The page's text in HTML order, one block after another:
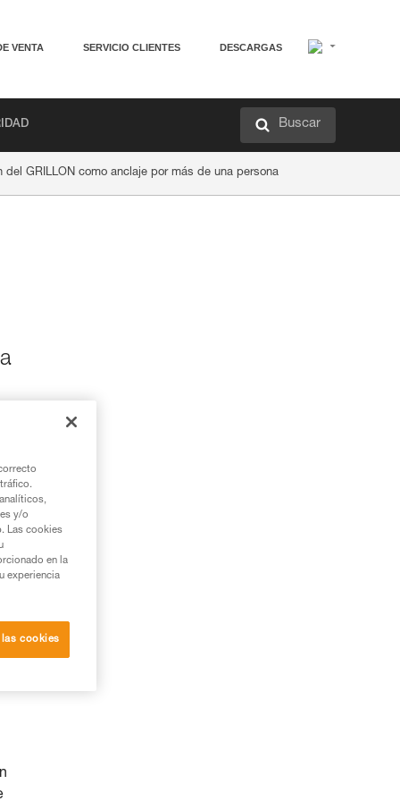
VENTA SERVICIO CLIENTES DESCARGAS
Buscar
del GRILLON como anclaje por más de una persona
y/o
Las cookies
en la
experiencia
cookies